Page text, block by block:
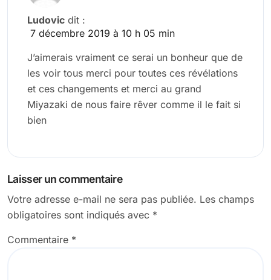
Ludovic dit :
7 décembre 2019 à 10 h 05 min
J’aimerais vraiment ce serai un bonheur que de
les voir tous merci pour toutes ces révélations
et ces changements et merci au grand
Miyazaki de nous faire rêver comme il le fait si
bien
Laisser un commentaire
Votre adresse e-mail ne sera pas publiée. Les champs
obligatoires sont indiqués avec *
Commentaire *